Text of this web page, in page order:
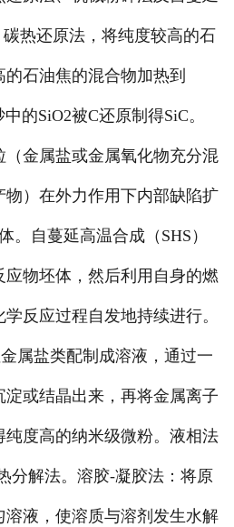
热还原法，将纯度较高的石
石油焦的混合物加热到
的SiO2被C还原制得SiC。
金属盐或金属氧化物充分混
）在外力作用下内部缺陷扩
自蔓延高温合成（SHS）
物坯体，然后利用自身的燃
反应过程自发地持续进行。
盐类配制成溶液，通过一
或结晶出来，再将金属离子
度高的纳米级微粉。液相法
分解法。溶胶-凝胶法：将原
液，使溶质与溶剂发生水解